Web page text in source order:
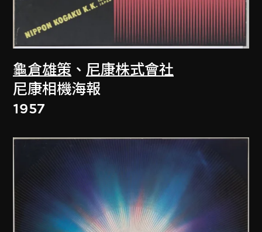
龜倉雄策 、 尼康株式會社
尼康相機海報
1957